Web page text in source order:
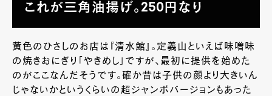
これが三角油揚げ。250円なり
黄色のひさしのお店は『清水館』。定義山といえば味噌味
の焼きおにぎり「やきめし」ですが、最初に提供を始めた
のがここなんだそうです。確か昔は子供の顔より大きいん
じゃないかというくらいの超ジャンボバージョンもあった